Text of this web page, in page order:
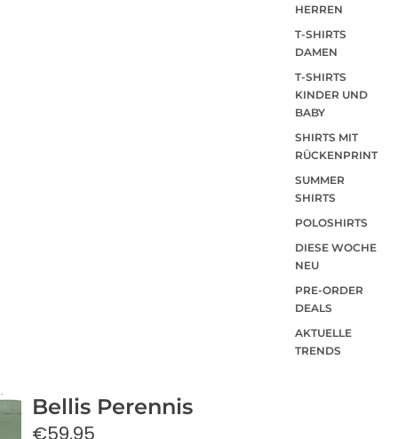
HERREN
T-SHIRTS
DAMEN
T-SHIRTS
KINDER UND
BABY
SHIRTS MIT
RÜCKENPRINT
SUMMER
SHIRTS
POLOSHIRTS
DIESE WOCHE
NEU
PRE-ORDER
DEALS
AKTUELLE
TRENDS
Bellis Perennis
€59,95